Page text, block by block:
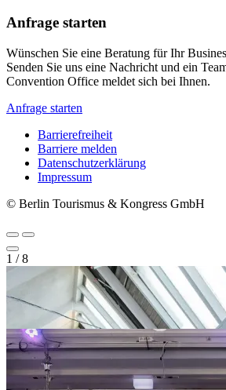
Anfrage starten
Wünschen Sie eine Beratung für Ihr
Senden Sie uns eine Nachricht und ein
Convention Office meldet sich bei Ihnen.
Anfrage starten
Metanavigation
Barrierefreiheit
Barriere melden
Datenschutzerklärung
Impressum
© Berlin Tourismus & Kongress GmbH
1 /8